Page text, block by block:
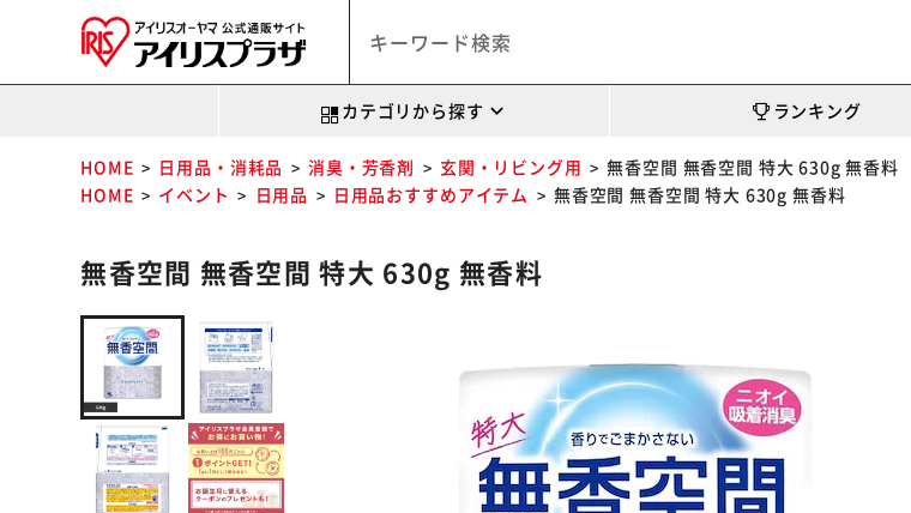
カテゴリから探す ランキング
HOME 日用品・消耗品 消臭・芳香剤 玄関・リビング用
無香空間 無香空間 特大 630g 無香料
HOME
イベント 日用品 日用品おすすめアイテム 無香空間 無香空間 特大 630g 無香料
無香空間 無香空間 特大 630g 無香料